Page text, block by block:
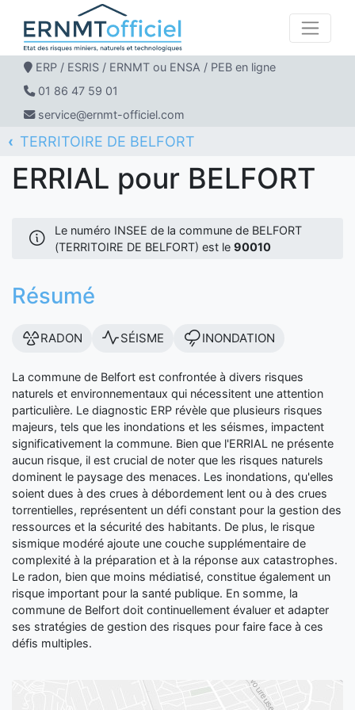
ERP / ESRIS / ERNMT ou ENSA / PEB en ligne
01 86 47 59 01
service@ernmt-officiel.com
ERNMT Officiel
ERRIAL
TERRITOIRE DE BELFORT
BELFORT
ERRIAL pour BELFORT
Le numéro INSEE de la commune de BELFORT
(TERRITOIRE DE BELFORT) est le 90010
Résumé
RADON SÉISME INONDATION
La commune de Belfort est confrontée à divers risques
naturels et environnementaux qui nécessitent une attention
particulière. Le diagnostic ERP révèle que plusieurs risques
majeurs, tels que les inondations et les séismes, impactent
significativement la commune. Bien que l'ERRIAL ne présente
aucun risque, il est crucial de noter que les risques naturels
dominent le paysage des menaces. Les inondations, qu'elles
soient dues à des crues à débordement lent ou à des crues
torrentielles, représentent un défi constant pour la gestion des
ressources et la sécurité des habitants. De plus, le risque
sismique modéré ajoute une couche supplémentaire de
complexité à la préparation et à la réponse aux catastrophes.
Le radon, bien que moins médiatisé, constitue également un
risque important pour la santé publique. En somme, la
commune de Belfort doit continuellement évaluer et adapter
ses stratégies de gestion des risques pour faire face à ces
défis multiples.